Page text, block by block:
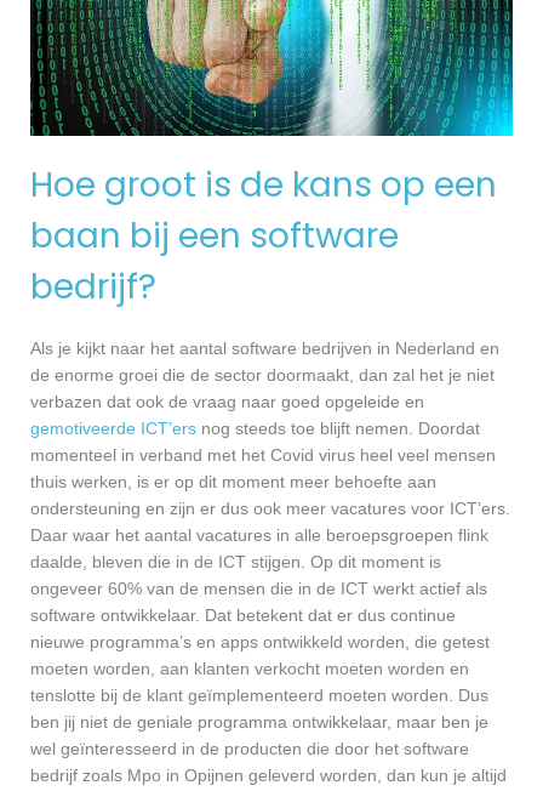
Hoe groot is de kans op een
baan bij een software
bedrijf?
Als je kijkt naar het aantal software bedrijven in Nederland en
de enorme groei die de sector doormaakt, dan zal het je niet
verbazen dat ook de vraag naar goed opgeleide en
gemotiveerde ICT’ers nog steeds toe blijft nemen. Doordat
momenteel in verband met het Covid virus heel veel mensen
thuis werken, is er op dit moment meer behoefte aan
ondersteuning en zijn er dus ook meer vacatures voor ICT’ers.
Daar waar het aantal vacatures in alle beroepsgroepen flink
daalde, bleven die in de ICT stijgen. Op dit moment is
ongeveer 60% van de mensen die in de ICT werkt actief als
software ontwikkelaar. Dat betekent dat er dus continue
nieuwe programma’s en apps ontwikkeld worden, die getest
moeten worden, aan klanten verkocht moeten worden en
tenslotte bij de klant geïmplementeerd moeten worden. Dus
ben jij niet de geniale programma ontwikkelaar, maar ben je
wel geïnteresseerd in de producten die door het software
bedrijf zoals Mpo in Opijnen geleverd worden, dan kun je altijd